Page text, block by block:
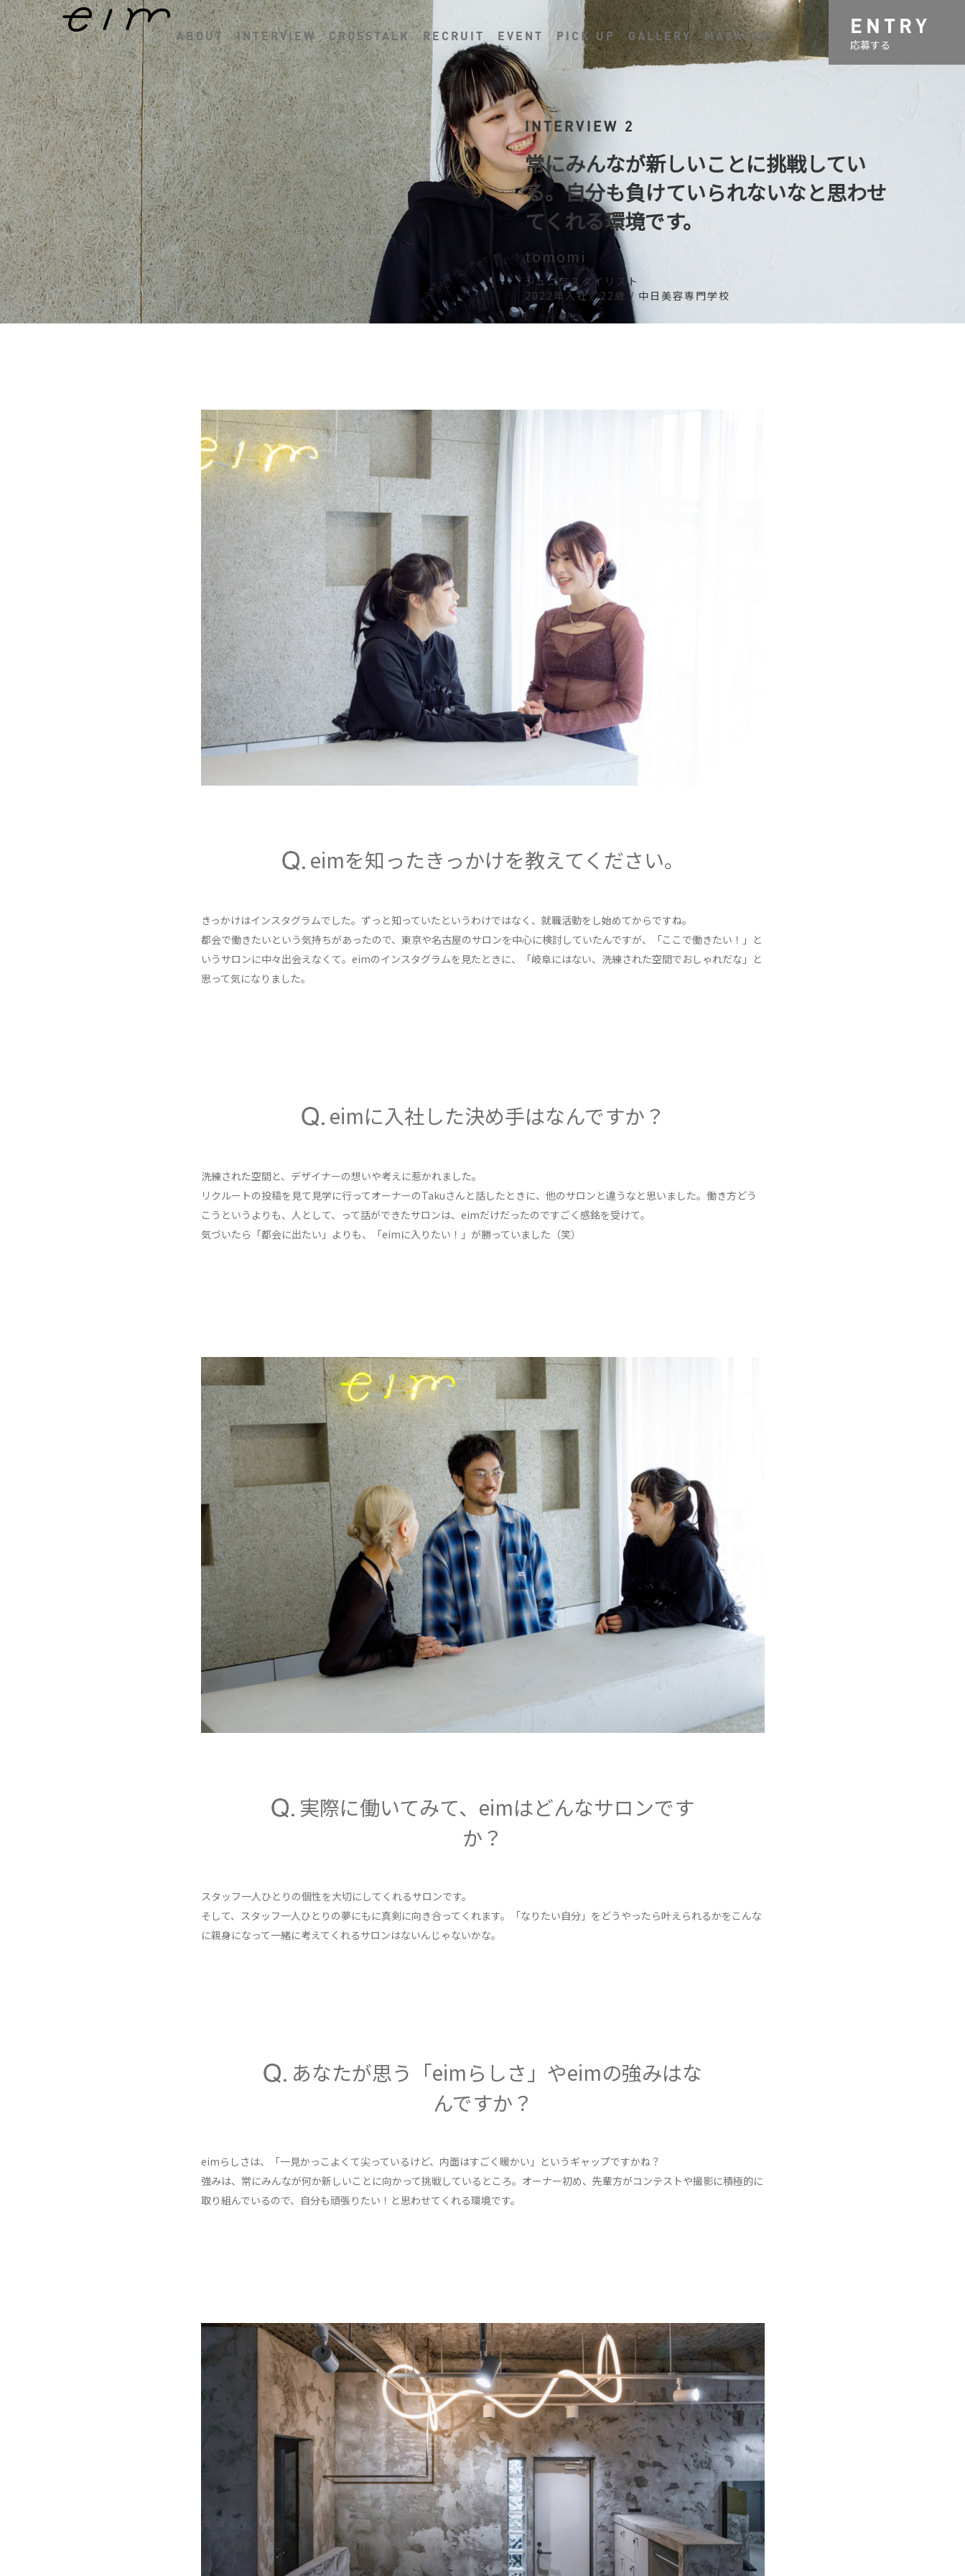
ABOUT INTERVIEW CROSSTALK RECRUIT EVENT PICK UP GALLERY MAGAZINE ENTRY
応募する
INTERVIEW 2
常にみんなが新しいことに挑戦してい
る。自分も負けていられないなと思わせ
てくれる環境です。
tomomi
ジュニアスタイリスト
2022年入社 / 22歳 / 中日美容専門学校
eimを知ったきっかけを教えてください。
きっかけはインスタグラムでした。ずっと知っていたというわけではなく、就職活動をし始めてからですね。
都会で働きたいという気持ちがあったので、東京や名古屋のサロンを中心に検討していたんですが、「ここで働きたい！」と
いうサロンに中々出会えなくて。eimのインスタグラムを見たときに、「岐阜にはない、洗練された空間でおしゃれだな」と
思って気になりました。
eimに入社した決め手はなんですか？
洗練された空間と、デザイナーの想いや考えに惹かれました。
リクルートの投稿を見て見学に行ってオーナーのTakuさんと話したときに、他のサロンと違うなと思いました。働き方どう
こうというよりも、人として、って話ができたサロンは、eimだけだったのですごく感銘を受けて。
気づいたら「都会に出たい」よりも、「eimに入りたい！」が勝っていました（笑）
実際に働いてみて、eimはどんなサロンです
か？
スタッフ一人ひとりの個性を大切にしてくれるサロンです。
そして、スタッフ一人ひとりの夢にもに真剣に向き合ってくれます。「なりたい自分」をどうやったら叶えられるかをこんな
に親身になって一緒に考えてくれるサロンはないんじゃないかな。
あなたが思う「eimらしさ」やeimの強みはな
んですか？
eimらしさは、「一見かっこよくて尖っているけど、内面はすごく暖かい」というギャップですかね？
強みは、常にみんなが何か新しいことに向かって挑戦しているところ。オーナー初め、先輩方がコンテストや撮影に積極的に
取り組んでいるので、自分も頑張りたい！と思わせてくれる環境です。